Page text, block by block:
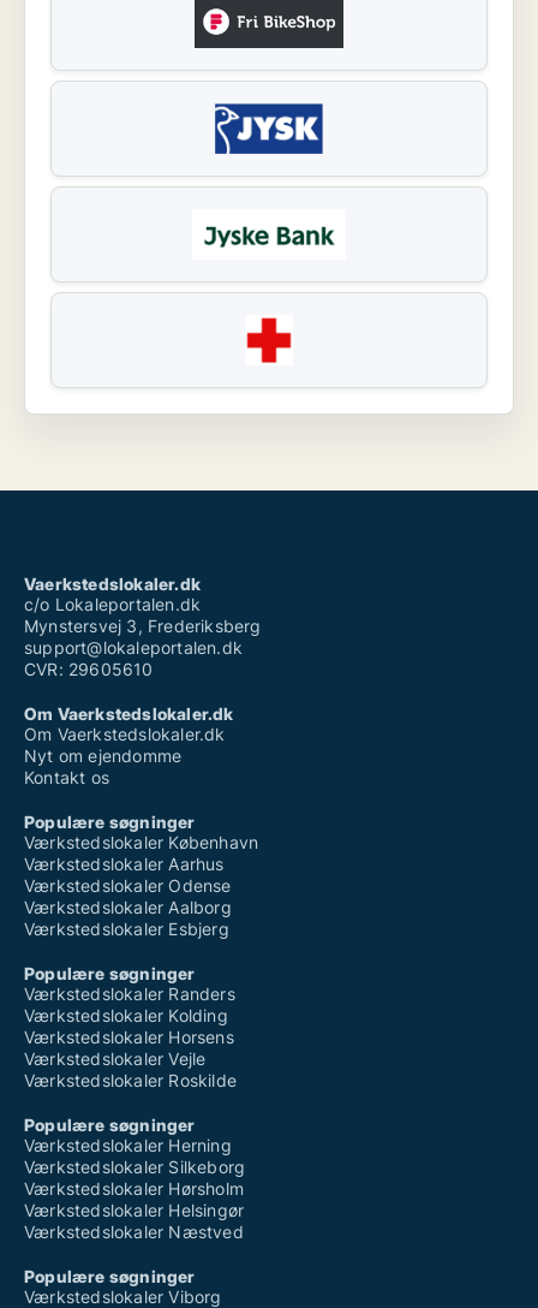
Vaerkstedslokaler.dk
c/o Lokaleportalen.dk
Mynstersvej 3, Frederiksberg
support@lokaleportalen.dk
CVR: 29605610
Om Vaerkstedslokaler.dk
Om Vaerkstedslokaler.dk
Nyt om ejendomme
Kontakt os
Populære søgninger
Værkstedslokaler København
Værkstedslokaler Aarhus
Værkstedslokaler Odense
Værkstedslokaler Aalborg
Værkstedslokaler Esbjerg
Populære søgninger
Værkstedslokaler Randers
Værkstedslokaler Kolding
Værkstedslokaler Horsens
Værkstedslokaler Vejle
Værkstedslokaler Roskilde
Populære søgninger
Værkstedslokaler Herning
Værkstedslokaler Silkeborg
Værkstedslokaler Hørsholm
Værkstedslokaler Helsingør
Værkstedslokaler Næstved
Populære søgninger
Værkstedslokaler Viborg